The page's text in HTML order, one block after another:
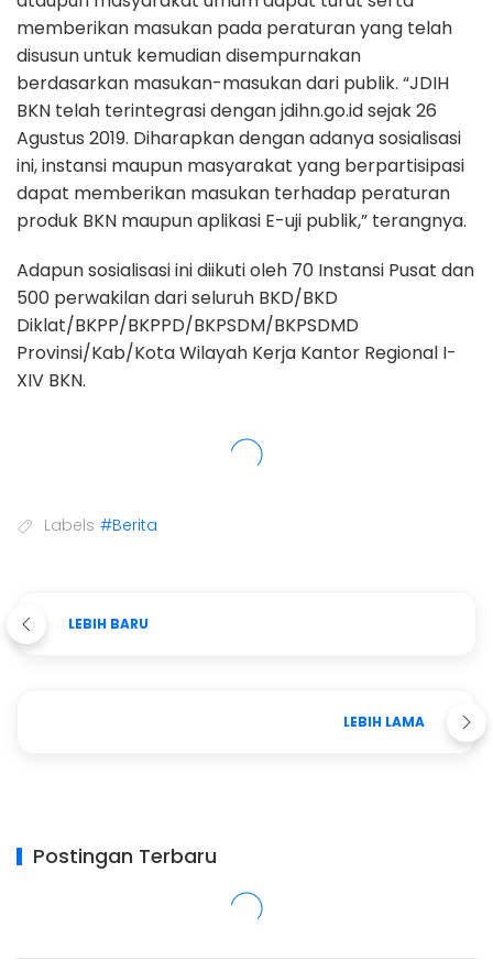
memberikan masukan pada peraturan yang telah
disusun untuk kemudian disempurnakan
berdasarkan masukan-masukan dari publik. “JDIH
BKN telah terintegrasi dengan jdihn.go.id sejak 26
Agustus 2019. Diharapkan dengan adanya sosialisasi
ini, instansi maupun masyarakat yang berpartisipasi
dapat memberikan masukan terhadap peraturan
produk BKN maupun aplikasi E-uji publik,” terangnya.
Adapun sosialisasi ini diikuti oleh 70 Instansi Pusat dan
500 perwakilan dari seluruh BKD/BKD
Diklat/BKPP/BKPPD/BKPSDM/BKPSDMD
Provinsi/Kab/Kota Wilayah Kerja Kantor Regional I-
XIV BKN.
Labels #Berita
LEBIH BARU
LEBIH LAMA
Postingan Terbaru